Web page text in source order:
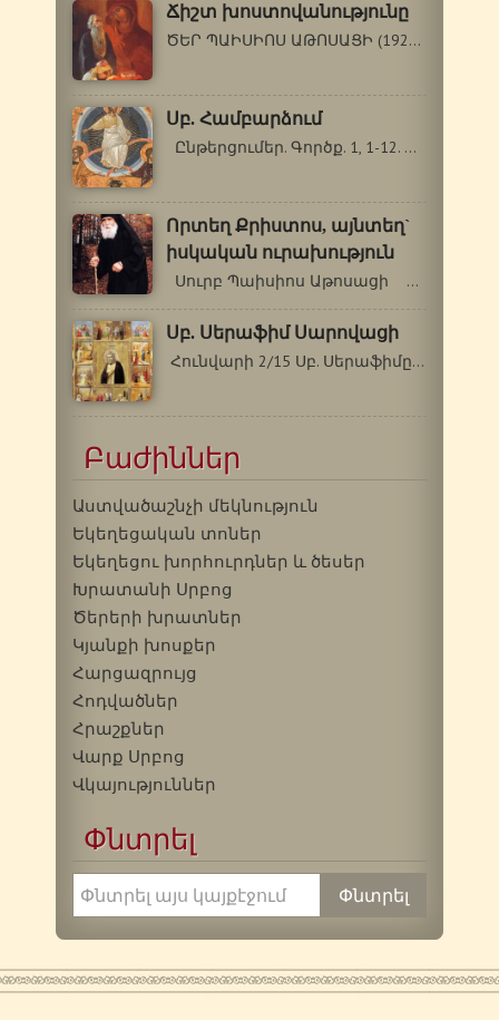
Ճիշտ խոստովանությունը
ԾԵՐ ՊԱԻՍԻՈՍ ԱԹՈՍԱՑԻ (1924-1994 թթ.) …
Սբ. Համբարձում
Ընթերցումեր. Գործք. 1, 1-12. Ղուկաս…
Որտեղ Քրիստոս, այնտեղ`
իսկական ուրախություն
Սուրբ Պաիսիոս Աթոսացի …
Սբ. Սերաֆիմ Սարովացի
Հունվարի 2/15 Սբ. Սերաֆիմը (Մկրտության…
Բաժիններ
Աստվածաշնչի մեկնություն
Եկեղեցական տոներ
Եկեղեցու խորհուրդներ և ծեսեր
Խրատանի Սրբոց
Ծերերի խրատներ
Կյանքի խոսքեր
Հարցազրույց
Հոդվածներ
Հրաշքներ
Վարք Սրբոց
Վկայություններ
Փնտրել